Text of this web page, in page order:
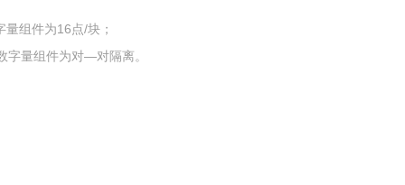
组件为16点/块；
字量组件为对—对隔离。